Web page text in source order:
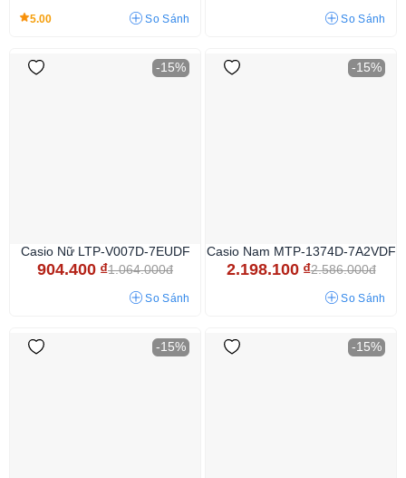
5.00 So Sánh So Sánh
-15%
Casio Nữ LTP-V007D-7EUDF
904.400 ₫1.064.000đ
So Sánh
-15%
Casio Nam MTP-1374D-7A2VDF
2.198.100 ₫2.586.000đ
So Sánh
-15% -15%